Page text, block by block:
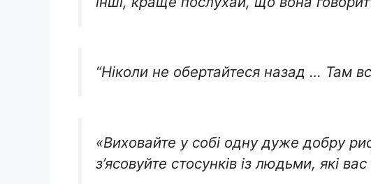
“Ніколи не обертайтеся назад … Там
«Виховайте у собі одну дуже добру
з’ясовуйте стосунків із людьми, які